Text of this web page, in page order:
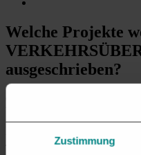
Zustimmung
Welche Projekte
ausgeschrieben?
Projekten aus, die
und Wartung von
Typische Projekte in diesem